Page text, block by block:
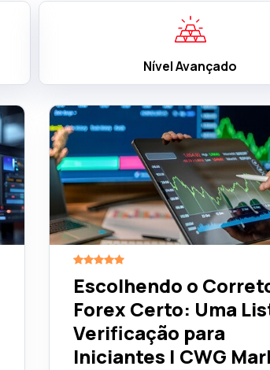
Nível Avançado
Escolhendo o
Forex Certo: Uma
Verificação para
Iniciantes | CWG